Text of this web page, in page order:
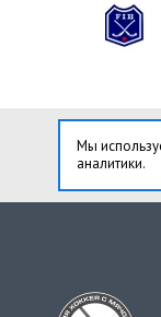
Мы
аналитики.